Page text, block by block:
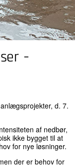
-
d. 7.
af nedbør,
ikke bygget til at
for nye løsninger.
der er behov for